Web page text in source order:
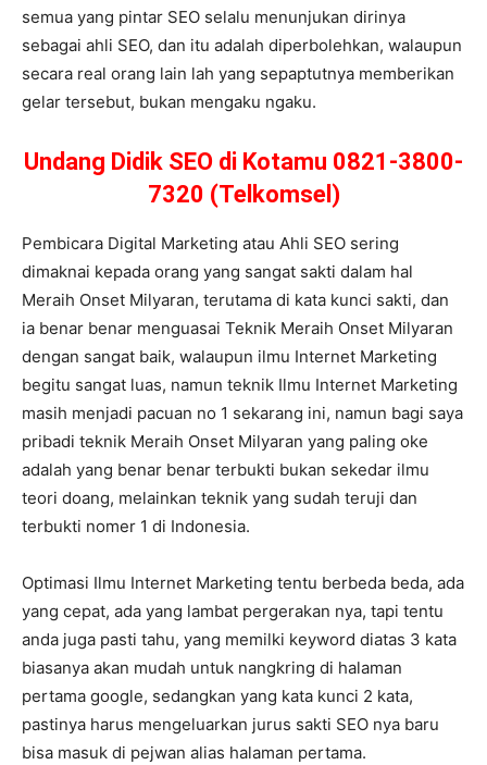
semua yang pintar SEO selalu menunjukan dirinya
sebagai ahli SEO, dan itu adalah diperbolehkan, walaupun
secara real orang lain lah yang sepaptutnya memberikan
gelar tersebut, bukan mengaku ngaku.
Undang Didik SEO di Kotamu 0821-3800-
7320 (Telkomsel)
Pembicara Digital Marketing atau Ahli SEO sering
dimaknai kepada orang yang sangat sakti dalam hal
Meraih Onset Milyaran, terutama di kata kunci sakti, dan
ia benar benar menguasai Teknik Meraih Onset Milyaran
dengan sangat baik, walaupun ilmu Internet Marketing
begitu sangat luas, namun teknik Ilmu Internet Marketing
masih menjadi pacuan no 1 sekarang ini, namun bagi saya
pribadi teknik Meraih Onset Milyaran yang paling oke
adalah yang benar benar terbukti bukan sekedar ilmu
teori doang, melainkan teknik yang sudah teruji dan
terbukti nomer 1 di Indonesia.
Optimasi Ilmu Internet Marketing tentu berbeda beda, ada
yang cepat, ada yang lambat pergerakan nya, tapi tentu
anda juga pasti tahu, yang memilki keyword diatas 3 kata
biasanya akan mudah untuk nangkring di halaman
pertama google, sedangkan yang kata kunci 2 kata,
pastinya harus mengeluarkan jurus sakti SEO nya baru
bisa masuk di pejwan alias halaman pertama.